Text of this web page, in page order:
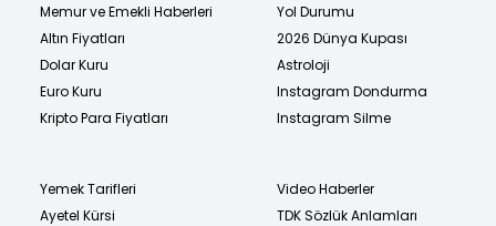
Memur ve Emekli Haberleri
Altın Fiyatları
Dolar Kuru
Euro Kuru
Kripto Para Fiyatları
Yol Durumu
2026 Dünya Kupası
Astroloji
Instagram Dondurma
Instagram Silme
Yemek Tarifleri
Ayetel Kürsi
Video Haberler
TDK Sözlük Anlamları